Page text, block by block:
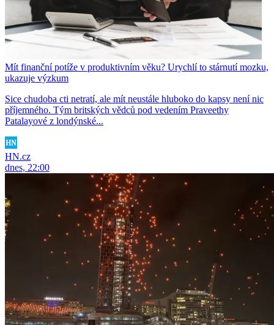
Mít finanční potíže v produktivním věku? Urychlí to stárnutí mozku,
ukazuje výzkum
Sice chudoba cti netratí, ale mít neustále hluboko do kapsy není nic
příjemného. Tým britských vědců pod vedením Praveethy
Patalayové z londýnské...
HN.cz
dnes, 22:00